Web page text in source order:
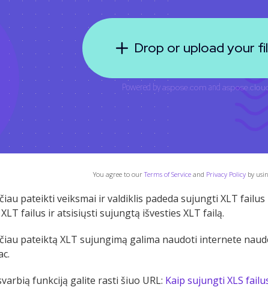
You agree to ourTerms of Service and Privacy Policy by
pateikti veiksmai ir valdiklis padeda sujungti XLT
failus ir atsisiųsti sujungtą išvesties XLT failą.
pateiktą XLT sujungimą galima naudoti internete
funkciją galite rasti šiuo URL: Kaip sujungti XLS